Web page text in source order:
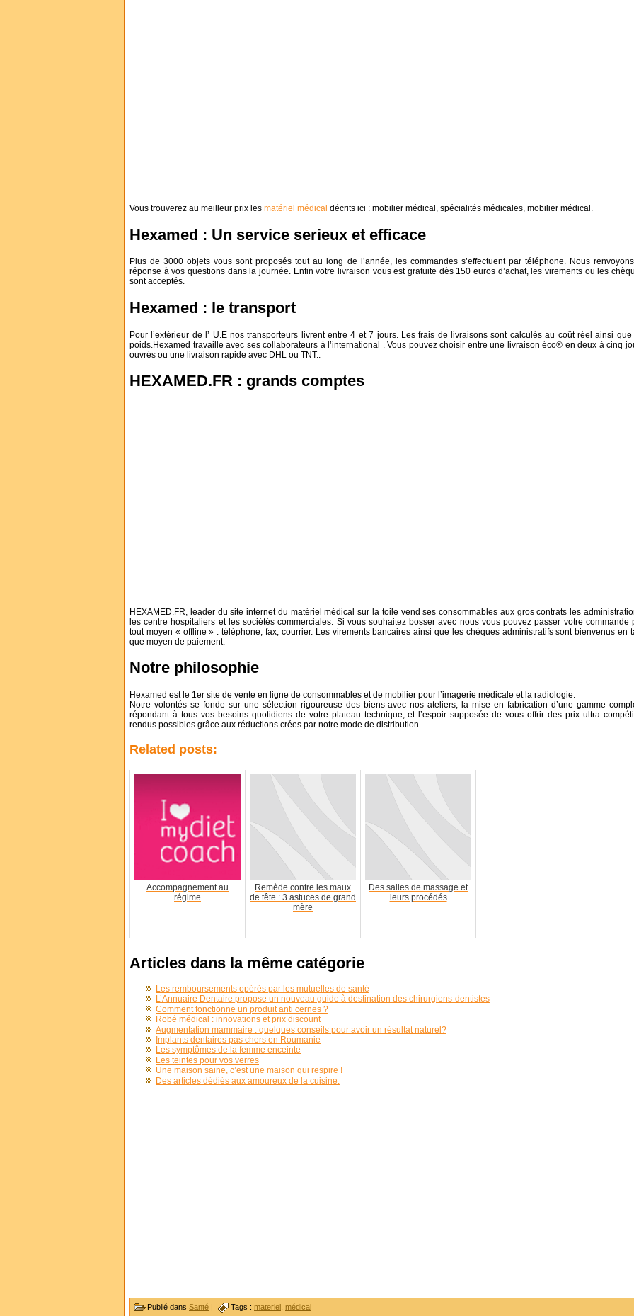
Vous trouverez au meilleur prix les matériel médical décrits ici : mobilier médical, spécialités médicales, mobilier médical.
Hexamed : Un service serieux et efficace
Plus de 3000 objets vous sont proposés tout au long de l’année, les commandes s’effectuent par téléphone. Nous
réponse à vos questions dans la journée. Enfin votre livraison vous est gratuite dès 150 euros d’achat, les virements ou les
sont acceptés.
Hexamed : le transport
Pour l’extérieur de l’ U.E nos transporteurs livrent entre 4 et 7 jours. Les frais de livraisons sont calculés au coût réel ainsi que
poids.Hexamed travaille avec ses collaborateurs à l’international . Vous pouvez choisir entre une livraison éco® en deux à cinq
ouvrés ou une livraison rapide avec DHL ou TNT..
HEXAMED.FR : grands comptes
HEXAMED.FR, leader du site internet du matériel médical sur la toile vend ses consommables aux gros contrats les
les centre hospitaliers et les sociétés commerciales. Si vous souhaitez bosser avec nous vous pouvez passer votre commande
tout moyen « offline » : téléphone, fax, courrier. Les virements bancaires ainsi que les chèques administratifs sont bienvenus en
que moyen de paiement.
Notre philosophie
Hexamed est le 1er site de vente en ligne de consommables et de mobilier pour l’imagerie médicale et la radiologie.
Notre volontés se fonde sur une sélection rigoureuse des biens avec nos ateliers, la mise en fabrication d’une gamme
répondant à tous vos besoins quotidiens de votre plateau technique, et l’espoir supposée de vous offrir des prix ultra
rendus possibles grâce aux réductions crées par notre mode de distribution..
Related posts:
Accompagnement au
régime
Remède contre les maux
de tête : 3 astuces de grand
mère
Des salles de massage et
leurs procédés
Articles dans la même catégorie
Les remboursements opérés par les mutuelles de santé
L’Annuaire Dentaire propose un nouveau guide à destination des chirurgiens-dentistes
Comment fonctionne un produit anti cernes ?
Robé médical : innovations et prix discount
Augmentation mammaire : quelques conseils pour avoir un résultat naturel?
Implants dentaires pas chers en Roumanie
Les symptômes de la femme enceinte
Les teintes pour vos verres
Une maison saine, c’est une maison qui respire !
Des articles dédiés aux amoureux de la cuisine.
Publié dans Santé | Tags : materiel médical